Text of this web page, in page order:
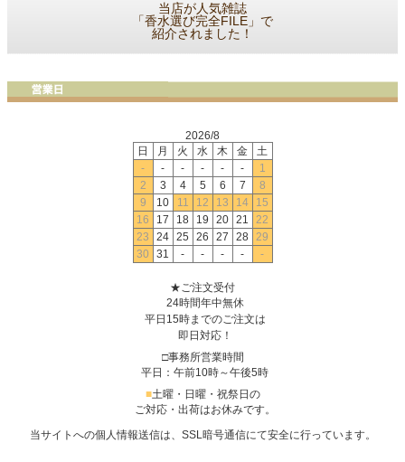
当店が人気雑誌
「香水選び完全FILE」で
紹介されました！
2026/8
日
月 火 水 木 金
土
-
- - - - -
1
2
3 4 5 6 7
8
9
10 11 12 13 14
15
16
17 18 19 20 21
22
23
24 25 26 27 28 29
30
31 - - - - -
★ご注文受付
24時間年中無休
平日15時までのご注文は
即日対応！
□事務所営業時間
平日：午前10時～午後5時
■土曜・日曜・祝祭日の
ご対応・出荷はお休みです。
当サイトへの個人情報送信は、SSL暗号通信にて安全に行っています。